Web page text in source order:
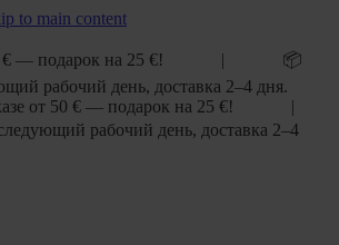
to main content
50 € — подарок на 25 €! | 📦
рабочий день, доставка 2–4 дня.
от 50 € — подарок на 25 €! |
рабочий день, доставка 2–4